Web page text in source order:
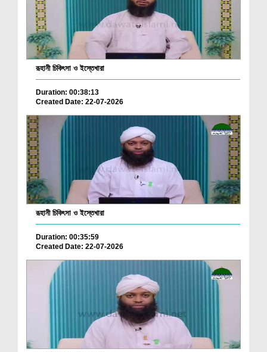
রূহানী চিকিৎসা ও ইস্তেখারা
Duration: 00:38:13
Created Date: 22-07-2026
রূহানী চিকিৎসা ও ইস্তেখারা
Duration: 00:35:59
Created Date: 22-07-2026